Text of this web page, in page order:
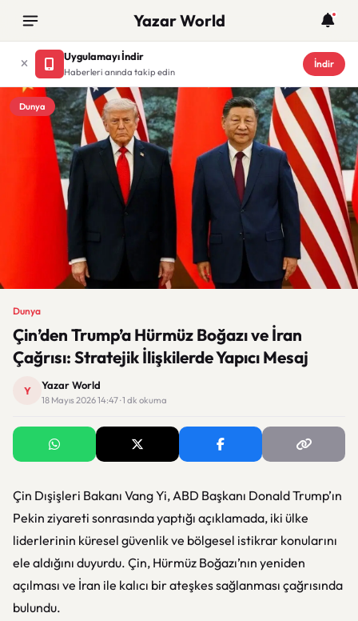
Yazar World
Uygulamayı İndir
Haberleri anında takip edin
İndir
Dunya
Dunya
Çin’den Trump’a Hürmüz Boğazı ve İran
Çağrısı: Stratejik İlişkilerde Yapıcı Mesaj
Y Yazar World
18 Mayıs 2026 14:47 · 1 dk okuma
Çin Dışişleri Bakanı Vang Yi, ABD Başkanı Donald Trump’ın
Pekin ziyareti sonrasında yaptığı açıklamada, iki ülke
liderlerinin küresel güvenlik ve bölgesel istikrar konularını
ele aldığını duyurdu. Çin, Hürmüz Boğazı’nın yeniden
açılması ve İran ile kalıcı bir ateşkes sağlanması çağrısında
bulundu.